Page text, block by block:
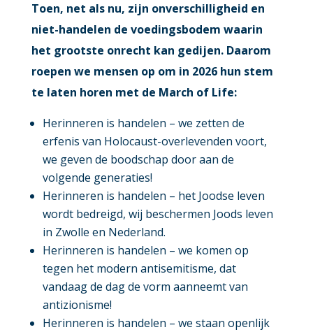
Toen, net als nu, zijn onverschilligheid en
niet-handelen de voedingsbodem waarin
het grootste onrecht kan gedijen. Daarom
roepen we mensen op om in 2026 hun stem
te laten horen met de March of Life:
Herinneren is handelen – we zetten de
erfenis van Holocaust-overlevenden voort,
we geven de boodschap door aan de
volgende generaties!
Herinneren is handelen – het Joodse leven
wordt bedreigd, wij beschermen Joods leven
in Zwolle en Nederland.
Herinneren is handelen – we komen op
tegen het modern antisemitisme, dat
vandaag de dag de vorm aanneemt van
antizionisme!
Herinneren is handelen – we staan openlijk